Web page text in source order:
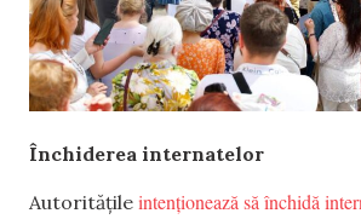
Închiderea internatelor
Autoritățile intenționează să închidă